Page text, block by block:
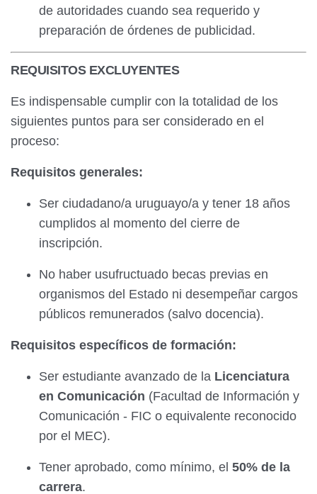
de autoridades cuando sea requerido y
preparación de órdenes de publicidad.
REQUISITOS EXCLUYENTES
Es indispensable cumplir con la totalidad de los
siguientes puntos para ser considerado en el
proceso:
Requisitos generales:
Ser ciudadano/a uruguayo/a y tener 18 años
cumplidos al momento del cierre de
inscripción.
No haber usufructuado becas previas en
organismos del Estado ni desempeñar cargos
públicos remunerados (salvo docencia).
Requisitos específicos de formación:
Ser estudiante avanzado de la Licenciatura
en Comunicación (Facultad de Información y
Comunicación - FIC o equivalente reconocido
por el MEC).
Tener aprobado, como mínimo, el 50% de la
carrera.